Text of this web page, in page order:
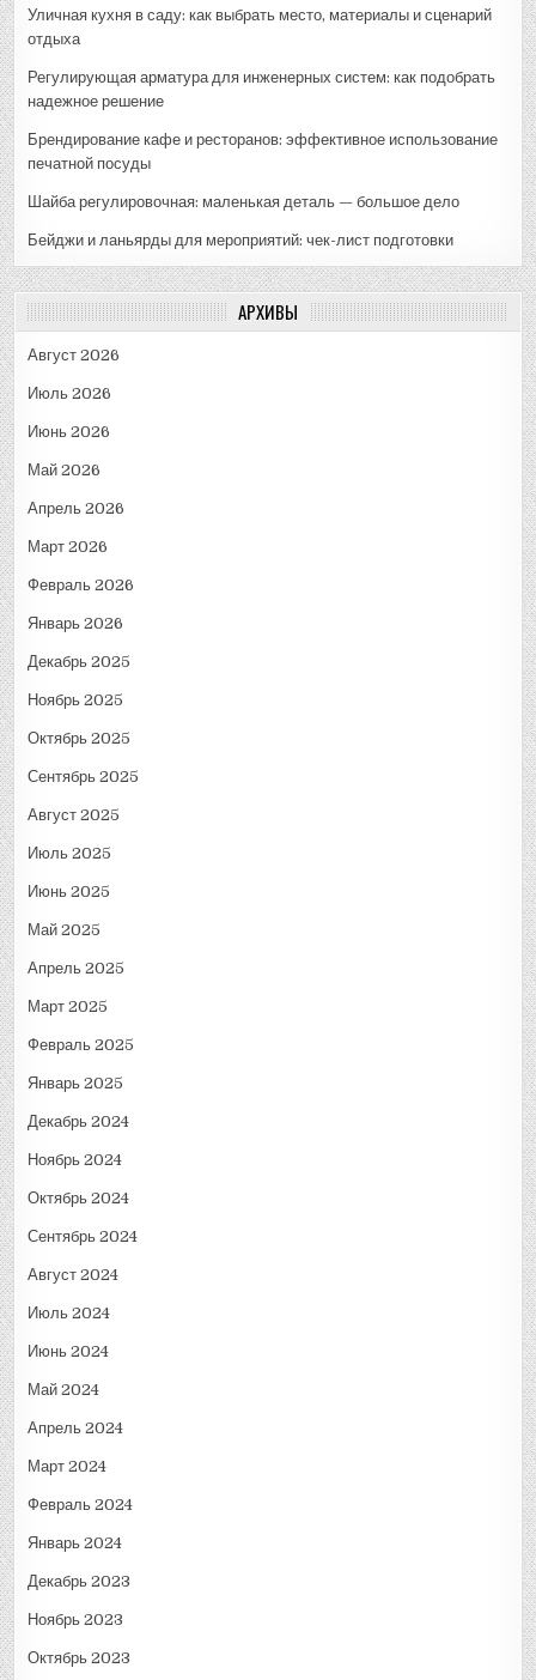
Уличная кухня в саду: как выбрать место, материалы и сценарий
отдыха
Регулирующая арматура для инженерных систем: как подобрать
надежное решение
Брендирование кафе и ресторанов: эффективное использование
печатной посуды
Шайба регулировочная: маленькая деталь — большое дело
Бейджи и ланьярды для мероприятий: чек-лист подготовки
АРХИВЫ
Август 2026
Июль 2026
Июнь 2026
Май 2026
Апрель 2026
Март 2026
Февраль 2026
Январь 2026
Декабрь 2025
Ноябрь 2025
Октябрь 2025
Сентябрь 2025
Август 2025
Июль 2025
Июнь 2025
Май 2025
Апрель 2025
Март 2025
Февраль 2025
Январь 2025
Декабрь 2024
Ноябрь 2024
Октябрь 2024
Сентябрь 2024
Август 2024
Июль 2024
Июнь 2024
Май 2024
Апрель 2024
Март 2024
Февраль 2024
Январь 2024
Декабрь 2023
Ноябрь 2023
Октябрь 2023